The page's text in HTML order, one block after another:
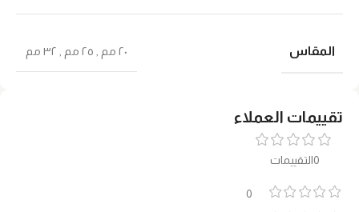
تقييمات العملاء
0التقييمات
0
المقاس ٢٠ مم ٢٥ مم ٣٢ مم